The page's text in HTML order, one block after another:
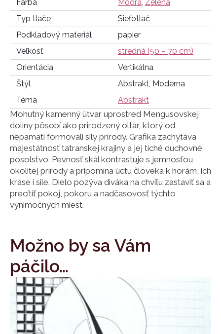
Farba
Modrá, Zelená
Typ tlače
Sieťotlač
Podkladový materiál
papier
Veľkosť
stredná (50 – 70 cm)
Orientácia
Vertikálna
Štýl
Abstrakt, Moderna
Téma
Abstrakt
Mohutný kamenný útvar uprostred Mengusovskej
doliny pôsobí ako prirodzený oltár, ktorý od
nepamäti formovali sily prírody. Grafika zachytáva
majestátnosť tatranskej krajiny a jej tiché duchovné
posolstvo. Pevnosť skál kontrastuje s jemnosťou
okolitej prírody a pripomína úctu človeka k horám, ich
kráse i sile. Dielo pozýva diváka na chvíľu zastaviť sa a
precítiť pokoj, pokoru a nadčasovosť týchto
výnimočných miest.
Možno by sa Vám
páčilo…